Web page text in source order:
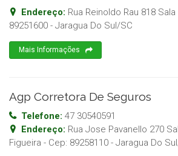
Endereço: Rua Reinoldo Rau 818
89251600 - Jaragua Do Sul/SC
Mais Informações
Agp Corretora De Seguros
Telefone: 47 30540591
Endereço: Rua Jose Pavanello 270
Figueira - Cep: 89258110 - Jaragua Do Sul